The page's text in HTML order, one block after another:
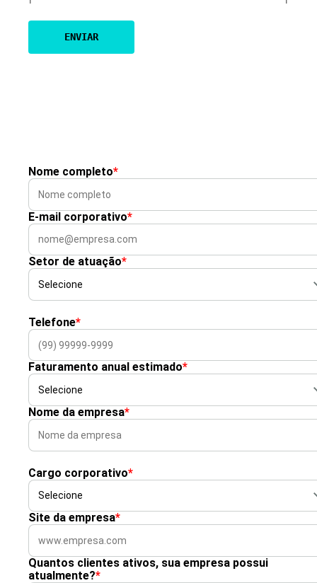
Nome completo*
E-mail corporativo*
Setor de atuação*
Telefone*
Faturamento anual estimado*
Nome da empresa*
Cargo corporativo*
Site da empresa*
Quantos clientes ativos, sua empresa possui
atualmente?*